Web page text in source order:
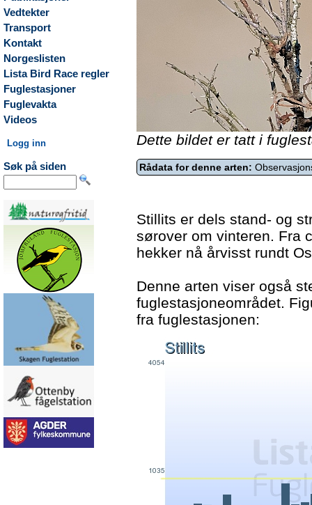
Vedtekter
Transport
Kontakt
Norgeslisten
Lista Bird Race regler
Fuglestasjoner
Fuglevakta
Videos
Logg inn
Søk på siden
Dette bildet er tatt i
Rådata for denne arten:
Stillits er dels stand- og
sørover om vinteren. Fra
hekker nå årvisst rundt
Denne arten viser også
fuglestasjoneområdet.
fra fuglestasjonen: